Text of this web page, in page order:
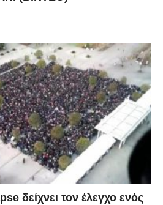
δείχνει τον έλεγχο ενός